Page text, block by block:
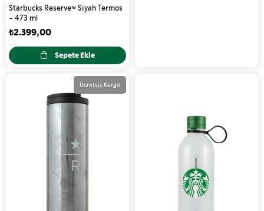
Starbucks Reserve™ Siyah Termos
- 473 ml
₺2.399,00
Sepete Ekle
Ücretsiz Kargo